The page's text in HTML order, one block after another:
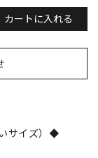
カートに入れる
サイズ）◆